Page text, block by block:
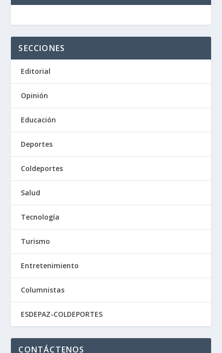
SECCIONES
Editorial
Opinión
Educación
Deportes
Coldeportes
Salud
Tecnología
Turismo
Entretenimiento
Columnistas
ESDEPAZ-COLDEPORTES
CONTÁCTENOS